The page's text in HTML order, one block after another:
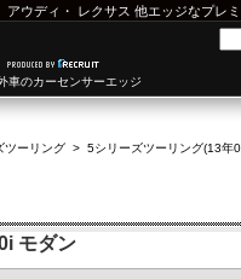
アウディ ・ レクサス 他エッジなプレ
車のカーセンサーエッジ
ツーリング > 5シリーズツーリング(13年
モダン